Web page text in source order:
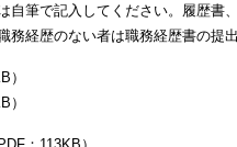
自筆で記入してください。履歴書
経歴のない者は職務経歴書の提出
）
）